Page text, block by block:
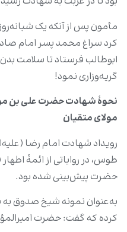
مأمون پس از آنکه یک
کرد سراغ محمد پسر امام
ابوطالب فرستاد تا سلامت بدن
گریه‌وزاری نمود!
نحوۀ شهادت حضرت علی‌ بن‌
مولای متقیان
رویداد شهادت امام رضا
طوس، در روایاتی از ائمۀ
حضرت پیش‌بینی شده بود.
به‌عنوان نمونه شیخ صدوق
کرده که گفت: حضرت